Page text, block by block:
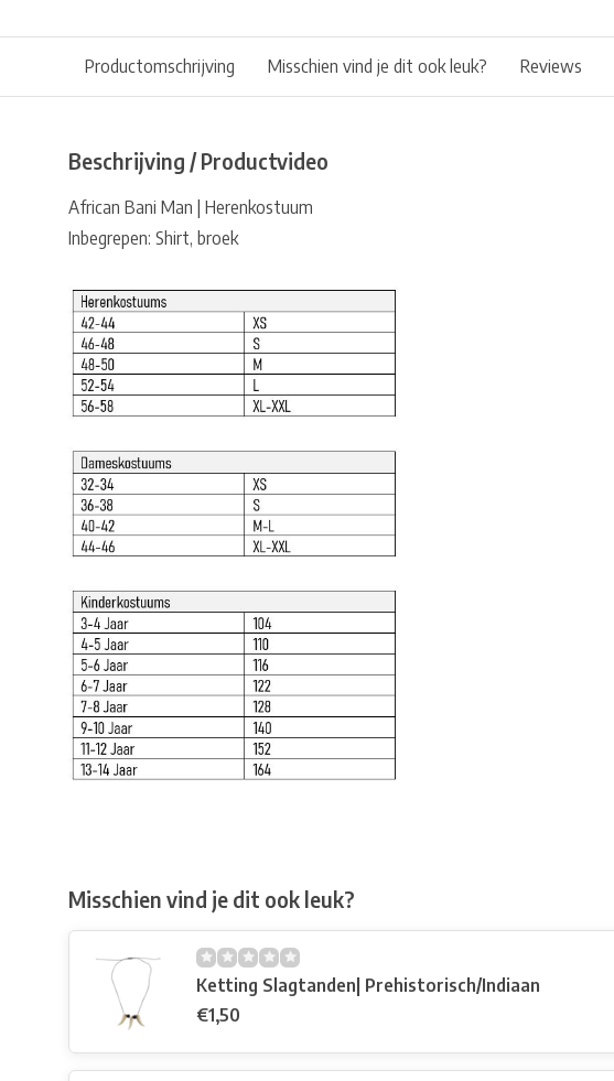
Productomschrijving Misschien vind je dit ook leuk? Reviews
Beschrijving / Productvideo
African Bani Man | Herenkostuum
Inbegrepen: Shirt, broek
Misschien vind je dit ook leuk?
Ketting Slagtanden| Prehistorisch/Indiaan
€1,50